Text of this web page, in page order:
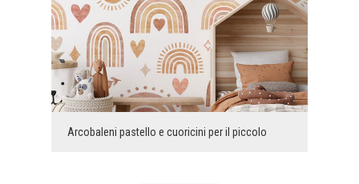
Arcobaleni pastello e cuoricini per il piccolo